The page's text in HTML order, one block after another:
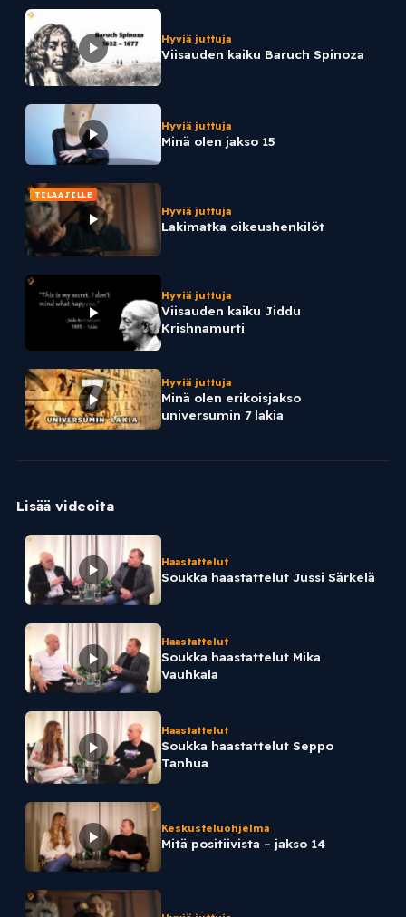
Hyviä juttuja
Viisauden kaiku Baruch Spinoza
Hyviä juttuja
Minä olen jakso 15
TILAAJILLE
Hyviä juttuja
Lakimatka oikeushenkilöt
Hyviä juttuja
Viisauden kaiku Jiddu
Krishnamurti
Hyviä juttuja
Minä olen erikoisjakso
universumin 7 lakia
Lisää videoita
Haastattelut
Soukka haastattelut Jussi Särkelä
Haastattelut
Soukka haastattelut Mika
Vauhkala
Haastattelut
Soukka haastattelut Seppo
Tanhua
Keskusteluohjelma
Mitä positiivista – jakso 14